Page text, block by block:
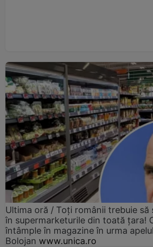
Ultima oră / Toți românii trebuie să
în supermarketurile din toată țara!
întâmple în magazine în urma
Bolojan www.unica.ro